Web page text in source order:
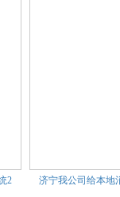
2 济宁我公司给本地